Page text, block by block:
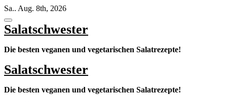
Zum
Inhalt
springen
Sa.. Aug. 8th, 2026
Salatschwester
Die besten veganen und vegetarischen Salatrezepte!
Salatschwester
Die besten veganen und vegetarischen Salatrezepte!